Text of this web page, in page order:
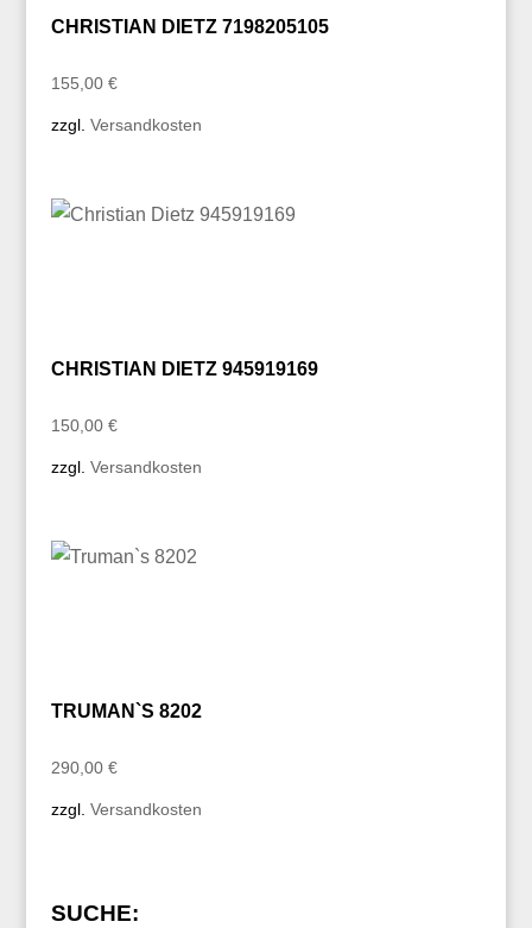
CHRISTIAN DIETZ 7198205105
155,00 €
zzgl. Versandkosten
CHRISTIAN DIETZ 945919169
150,00 €
zzgl. Versandkosten
TRUMAN`S 8202
290,00 €
zzgl. Versandkosten
SUCHE: